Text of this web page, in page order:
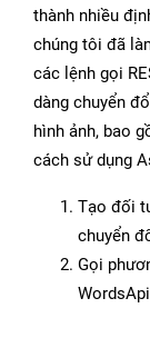
thành nhiều
chúng tôi đã
các lệnh gọi
dàng chuyển
hình ảnh, bao
cách sử dụng
Tạo đối
chuyển
Gọi